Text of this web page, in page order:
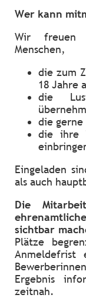
Wer kann
Wir freuen
Menschen,
die zum
18 Jahre
die
die gerne
die ihre
Eingeladen
als auch
Die
sichtbar
Plätze
Anmeldefrist
Ergebnis
zeitnah.